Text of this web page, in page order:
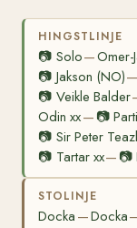
HINGSTLINJE
📷 Solo—Omer-
📷 Jakson (NO)—
📷 Veikle Balder
Odin xx— 📷
📷 Sir Peter
📷 Tartar xx— 📷
STOLINJE
Docka —Docka